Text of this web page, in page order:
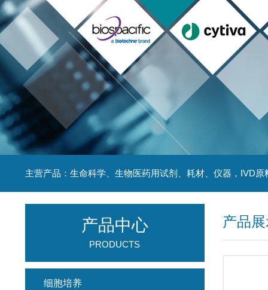
主营产品：生命科学、生物医药用试剂、耗材、仪器，IVD原
产品
产品中心
PRODUCTS
细胞培养